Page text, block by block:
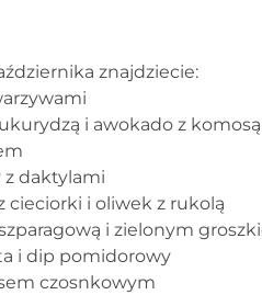
znajdziecie:
i awokado z
z daktylami
cieciorki i oliwek z rukolą
i zielonym
i dip pomidorowy
czosnkowym